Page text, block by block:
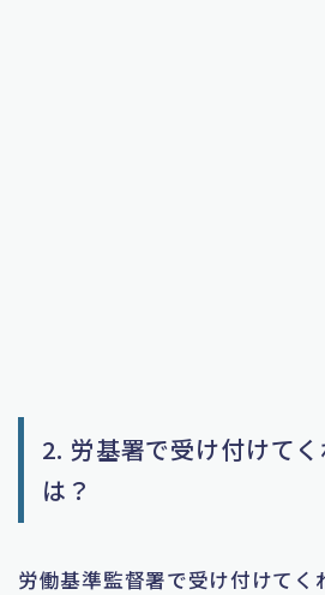
2. 労基署で受け付けて
は？
労働基準監督署で受け付けてく